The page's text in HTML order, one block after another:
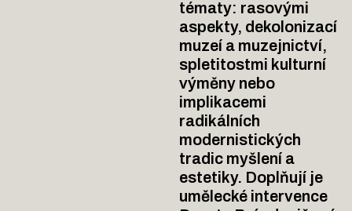
tématy: rasovými
aspekty, dekolonizací
muzeí a muzejnictví,
spletitostmi kulturní
výměny nebo
implikacemi
radikálních
modernistických
tradic myšlení a
estetiky. Doplňují je
umělecké intervence